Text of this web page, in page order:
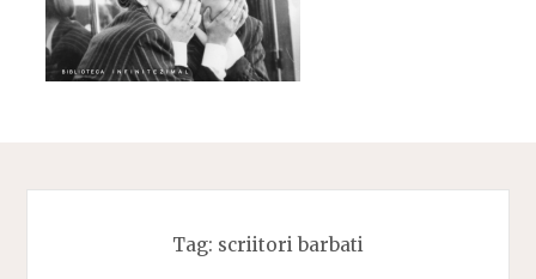
Tag: scriitori barbati